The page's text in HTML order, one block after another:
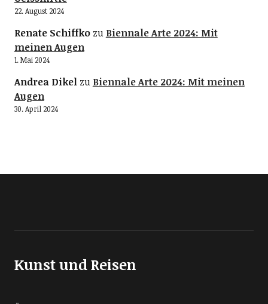
22. August 2024
Renate Schiffkozu Biennale Arte 2024: Mit
meinen Augen
1. Mai 2024
Andrea Dikelzu Biennale Arte 2024: Mit meinen
Augen
30. April 2024
Kunst und Reisen